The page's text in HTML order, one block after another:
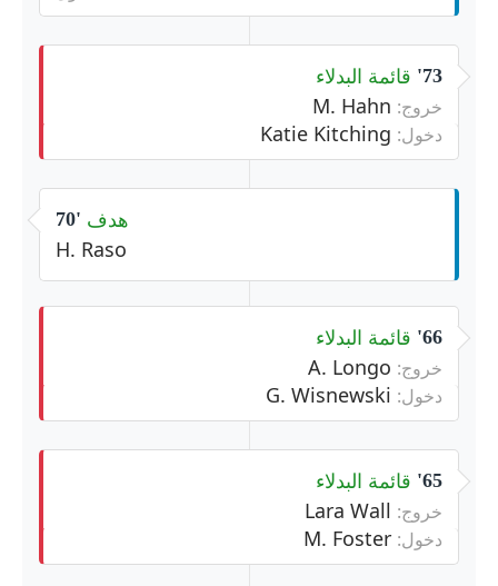
73' قائمة البدلاء
خروج:
دخول:
70' هدف
H. Raso
66' قائمة البدلاء
خروج:
دخول:
65' قائمة البدلاء
خروج:
دخول: